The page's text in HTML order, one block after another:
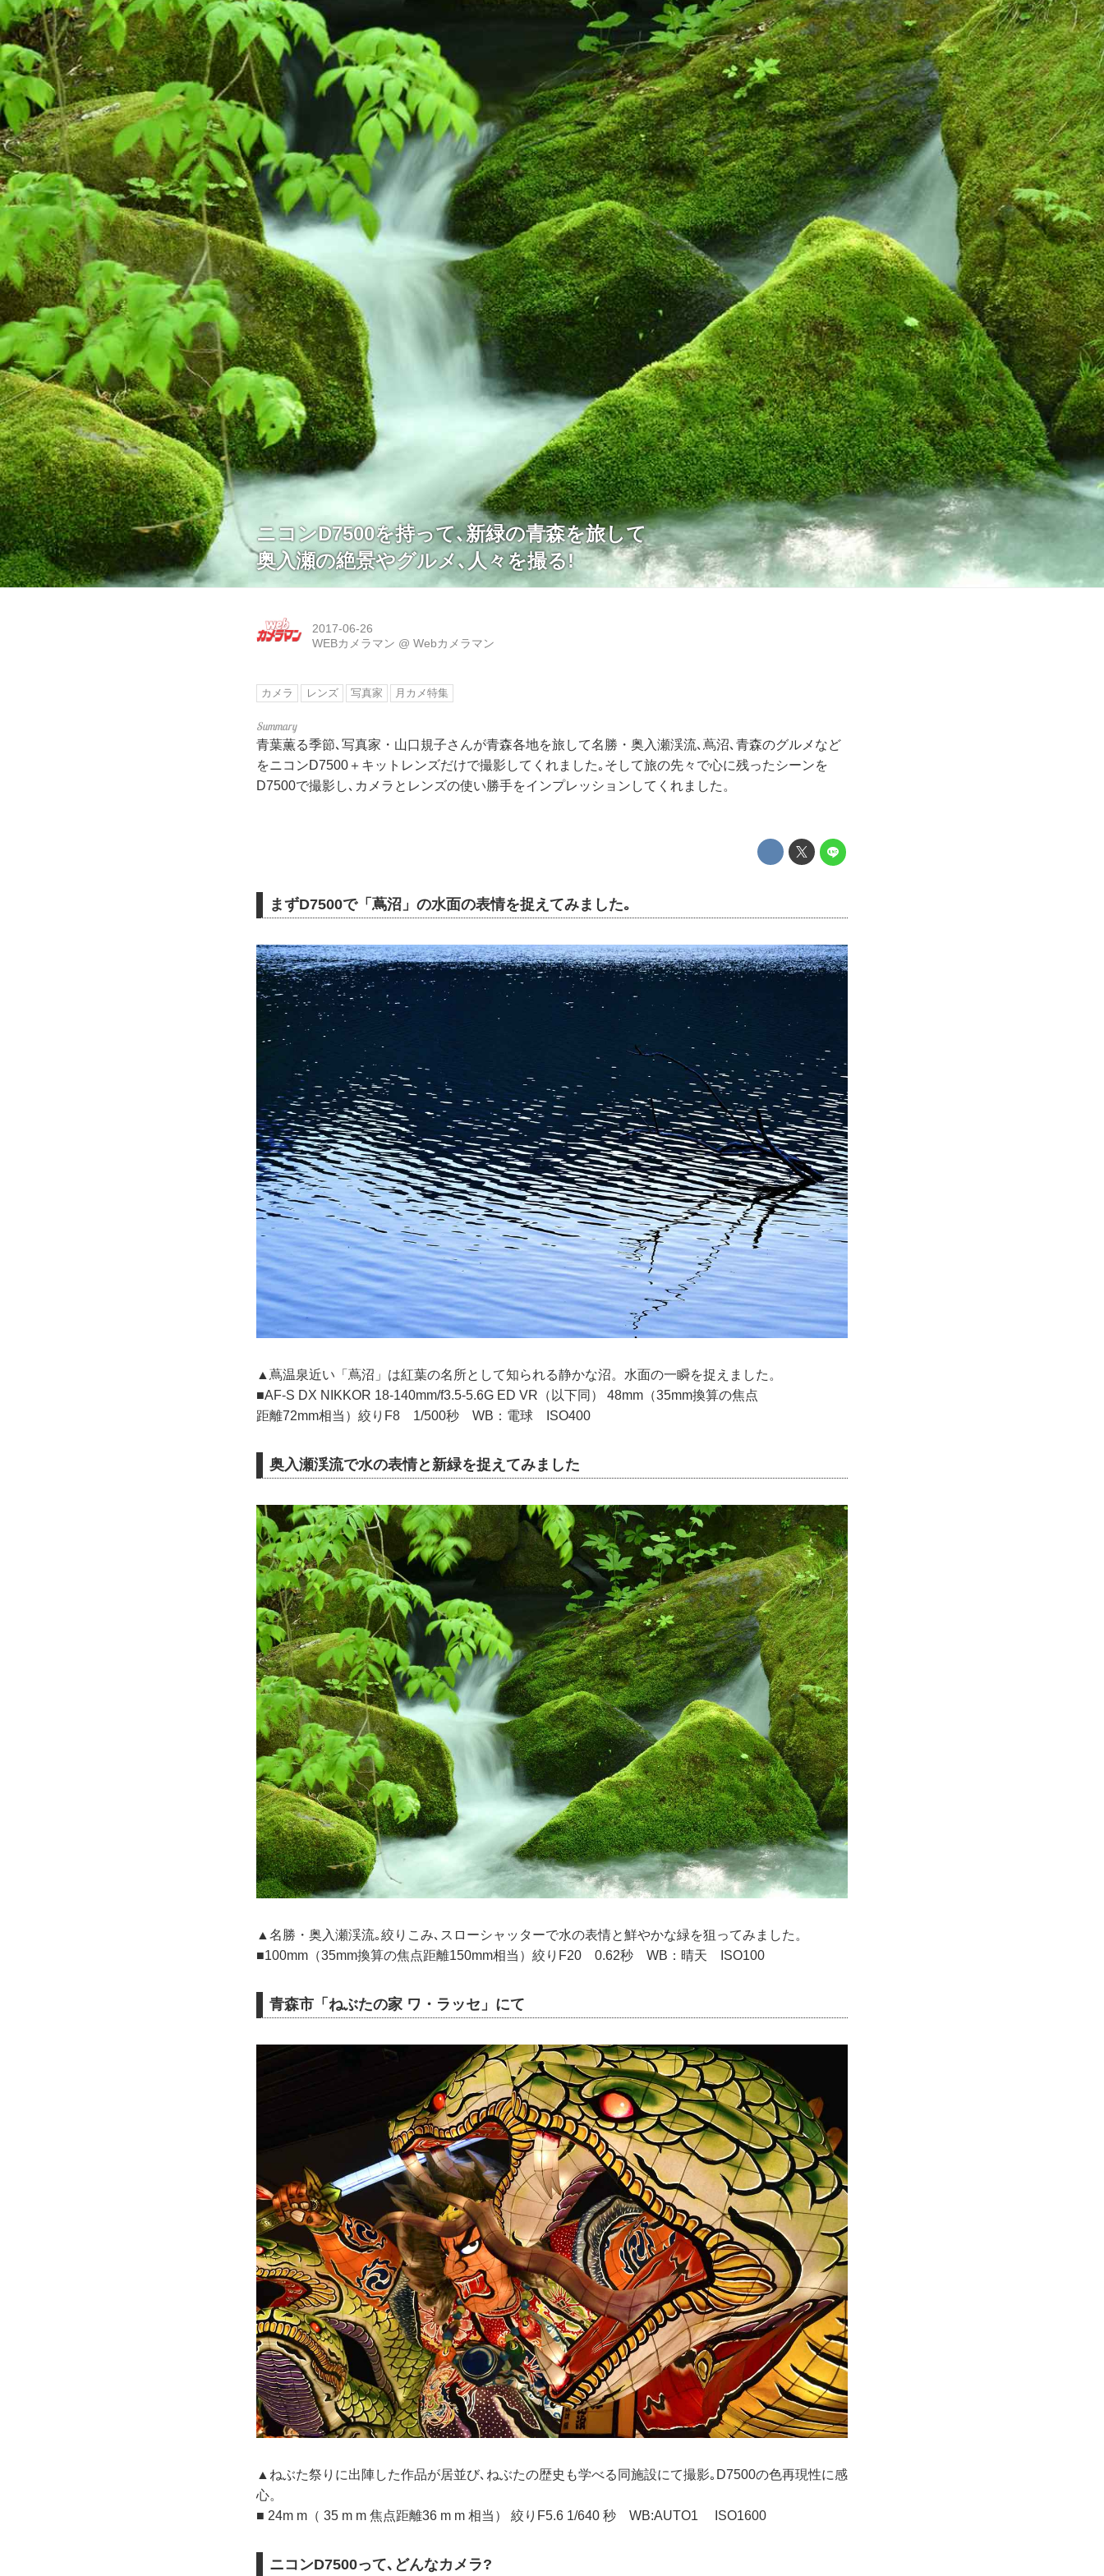
ニコンD7500を持って､新緑の青森を旅して
奥入瀬の絶景やグルメ､人々を撮る!
2017-06-26
WEBカメラマン @Webカメラマン
カメラ レンズ 写真家 月カメ特集
青葉薫る季節､写真家・山口規子さんが青森各地を旅して名勝・奥入瀬渓流､蔦沼､青森のグルメなど
をニコンD7500＋キットレンズだけで撮影してくれました｡そして旅の先々で心に残ったシーンを
D7500で撮影し､カメラとレンズの使い勝手をインプレッションしてくれました。
まずD7500で「蔦沼」の水面の表情を捉えてみました｡
▲蔦温泉近い「蔦沼」は紅葉の名所として知られる静かな沼。水面の一瞬を捉えました。
■AF-S DX NIKKOR 18-140mm/f3.5-5.6G ED VR（以下同） 48mm（35mm換算の焦点
距離72mm相当）絞りF8 1/500秒 WB：電球 ISO400
奥入瀬渓流で水の表情と新緑を捉えてみました
▲名勝・奥入瀬渓流｡絞りこみ､スローシャッターで水の表情と鮮やかな緑を狙ってみました。
■100mm（35mm換算の焦点距離150mm相当）絞りF20 0.62秒 WB：晴天 ISO100
青森市「ねぶたの家 ワ・ラッセ」にて
▲ねぶた祭りに出陣した作品が居並び､ねぶたの歴史も学べる同施設にて撮影｡D7500の色再現性に感
心。
■ 24m m（ 35 m m 焦点距離36 m m 相当） 絞りF5.6 1/640 秒 WB:AUTO1 ISO1600
ニコンD7500って､どんなカメラ?